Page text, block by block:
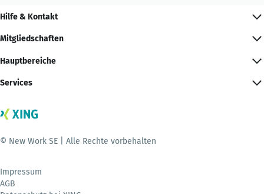
Hilfe & Kontakt
Mitgliedschaften
Hauptbereiche
Services
© New Work SE | Alle Rechte vorbehalten
Impressum
AGB